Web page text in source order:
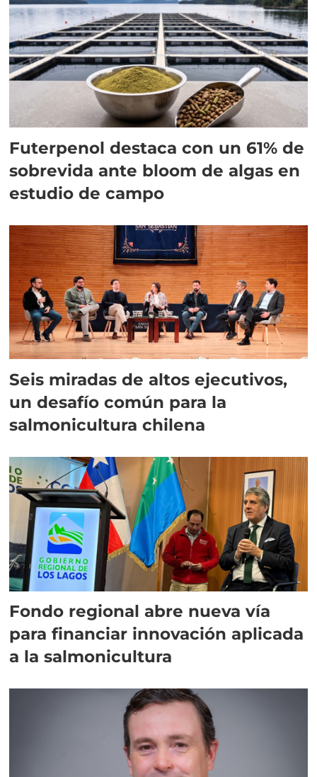
Futerpenol destaca con un 61% de
sobrevida ante bloom de algas en
estudio de campo
Seis miradas de altos ejecutivos,
un desafío común para la
salmonicultura chilena
Fondo regional abre nueva vía
para financiar innovación aplicada
a la salmonicultura